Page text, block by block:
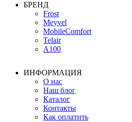
БРЕНД
Frost
Meyvel
MobileComfort
Telair
А100
ИНФОРМАЦИЯ
О нас
Наш блог
Каталог
Контакты
Как оплатить